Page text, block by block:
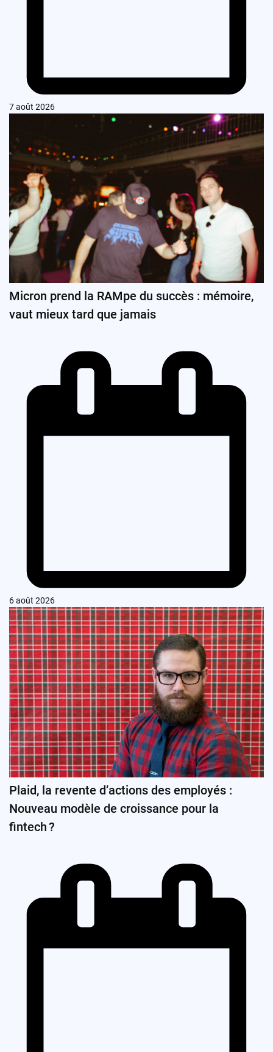
7 août 2026
Micron prend la RAMpe du succès : mémoire,
vaut mieux tard que jamais
6 août 2026
Plaid, la revente d’actions des employés :
Nouveau modèle de croissance pour la
fintech ?